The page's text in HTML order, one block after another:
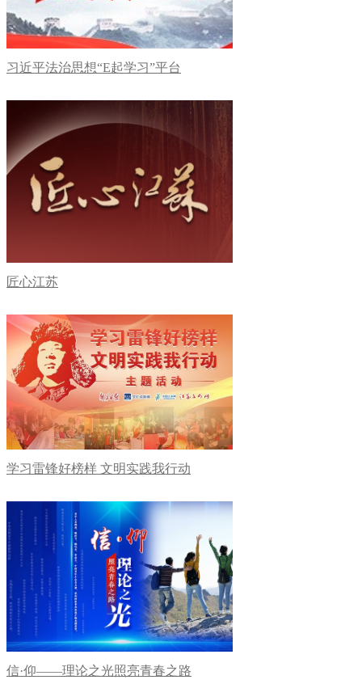
习近平法治思想“E起学习”平台
匠心江苏
学习雷锋好榜样 文明实践我行动
信·仰——理论之光照亮青春之路